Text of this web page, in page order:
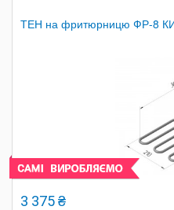
ТЕН на фритюрницю ФР-8
3 375 ₴